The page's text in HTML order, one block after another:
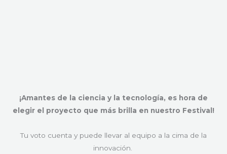
¡Amantes de la ciencia y la tecnología, es hora de
elegir el proyecto que más brilla en nuestro Festival!
Tu voto cuenta y puede llevar al equipo a la cima de la
innovación.